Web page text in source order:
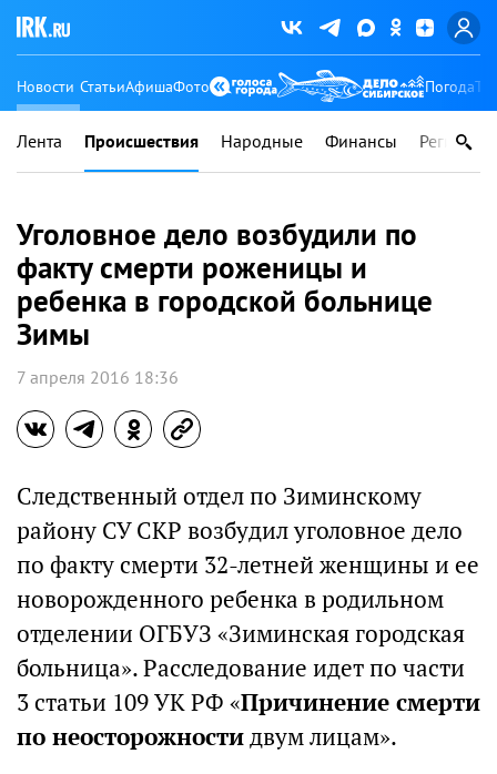
Новости СтатьиАфишаФото Погода
Лента Происшествия Народные Финансы Регионы
Уголовное дело возбудили по
факту смерти роженицы и
ребенка в городской больнице
Зимы
7 апреля 2016 18:36
Следственный отдел по Зиминскому
району СУ СКР возбудил уголовное дело
по факту смерти 32-летней женщины и ее
новорожденного ребенка в родильном
отделении ОГБУЗ «Зиминская городская
больница». Расследование идет по части
3 статьи 109 УК РФ «Причинение смерти
по неосторожностидвум лицам».